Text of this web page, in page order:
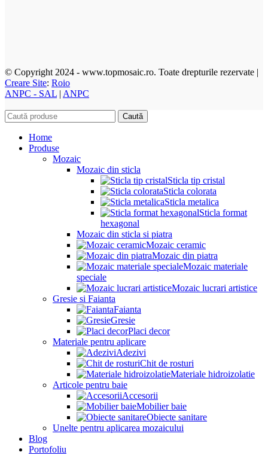
© Copyright 2024 - www.topmosaic.ro. Toate drepturile rezervate |
Creare Site: Roio
ANPC - SAL | ANPC
Caută
Home
Produse
Mozaic
Mozaic din sticla
Sticla tip cristal
Sticla colorata
Sticla metalica
Sticla format
hexagonal
Mozaic din sticla si piatra
Mozaic ceramic
Mozaic din piatra
Mozaic materiale
speciale
Mozaic lucrari artistice
Gresie si Faianta
Faianta
Gresie
Placi decor
Materiale pentru aplicare
Adezivi
Chit de rosturi
Materiale hidroizolatie
Articole pentru baie
Accesorii
Mobilier baie
Obiecte sanitare
Unelte pentru aplicarea mozaicului
Blog
Portofoliu